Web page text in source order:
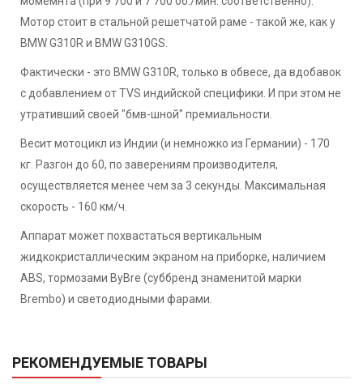
Мотор стоит в стальной решетчатой раме - такой же, как у
BMW G310R и BMW G310GS.
Фактически - это BMW G310R, только в обвесе, да вдобавок
с добавлением от TVS индийской специфики. И при этом не
утративший своей "бмв-шной" премиальности.
Весит мотоцикл из Индии (и немножко из Германии) - 170
кг. Разгон до 60, по заверениям производителя,
осуществляется менее чем за 3 секунды. Максимальная
скорость - 160 км/ч.
Аппарат может похвастаться вертикальным
жидкокристаллическим экраном на приборке, наличием
ABS, тормозами ByBre (суббренд знаменитой марки
Brembo) и светодиодными фарами.
РЕКОМЕНДУЕМЫЕ ТОВАРЫ